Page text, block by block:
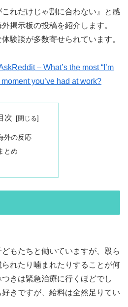
れだけじゃ割に合わない』と感
掲示板の投稿を紹介します。
験談が多数寄せられています。
– What’s the most “I’m
you’ve had at work?
次
外の反応
とめ
もたちと働いていますが、殴ら
れたり噛まれたりすることが何
きは緊急治療に行くほどでし
きですが、給料は全然足りてい